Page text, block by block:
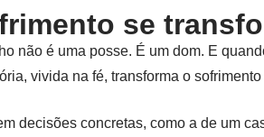
se
não é uma posse. É um dom. E
vivida na fé, transforma o
decisões concretas, como a de um